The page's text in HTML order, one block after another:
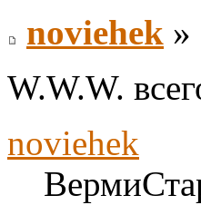
noviehek »
W.W.W.
noviehek